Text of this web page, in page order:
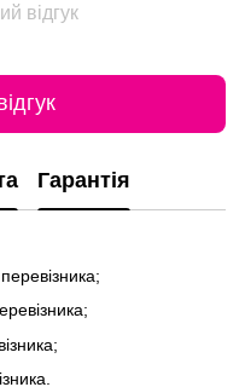
відгук
Гарантія